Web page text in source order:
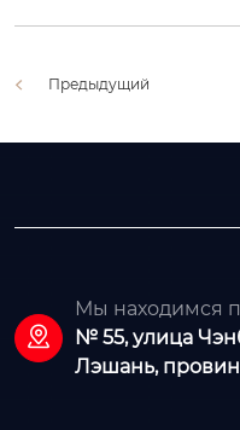
Предыдущий

Мы находимся
№ 55, улица
Лэшань,